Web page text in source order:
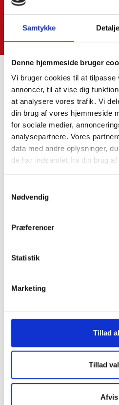
Samtykke
Denne hjemmeside bruger
Vi bruger cookies til at tilpasse
annoncer, til at vise dig
at analysere vores trafik. Vi
din brug af vores hjemmeside
for sociale medier,
analysepartnere. Vores
data med andre oplysninger,
de har indsamlet fra din brug
Nødvendig
Præferencer
Statistik
Marketing
Tillad
Tillad
Afvis
Kontakt os
SkatteInform
Statsautoriseret
Frederiksborggade 54 1. tv
1360 København K
E-mail:info@skatteinform.dk
Ansvarsfraskrivelse
Da ovenstående alene er
ikke ansvar for
baggrund af ovenstående
fejl og mangler.
Vores ydelser
Grænser og satser